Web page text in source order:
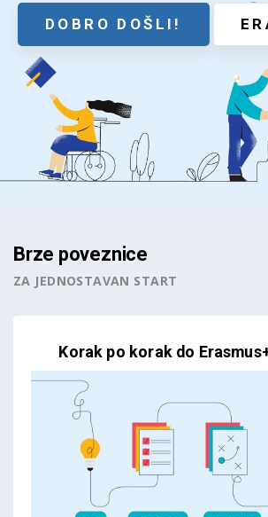
DOBRO DOŠLI!
Brze poveznice
ZA JEDNOSTAVAN START
Korak po korak do